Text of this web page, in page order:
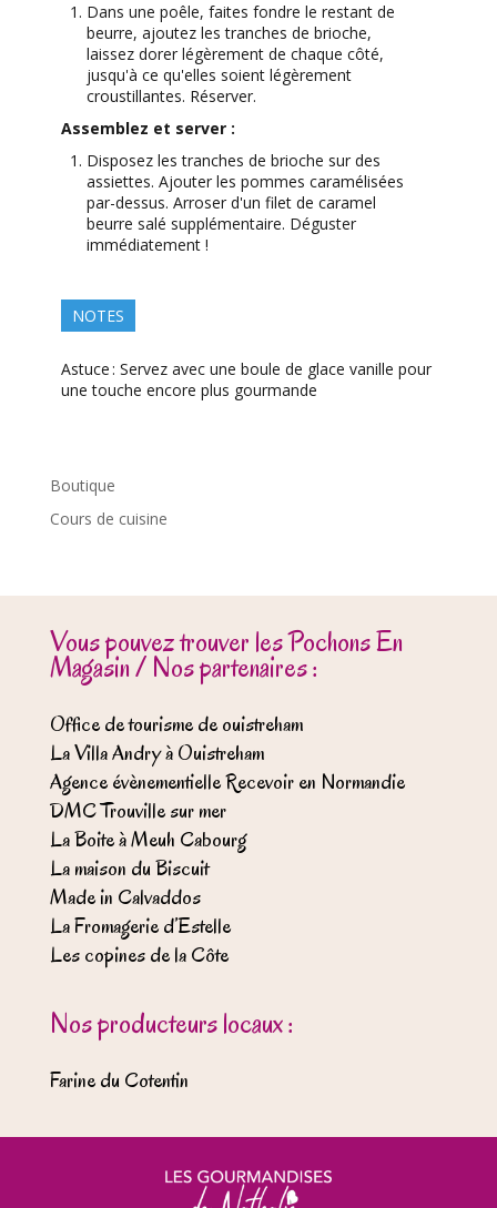
Dans une poêle, faites fondre le restant de
beurre, ajoutez les tranches de brioche,
laissez dorer légèrement de chaque côté,
jusqu'à ce qu'elles soient légèrement
croustillantes. Réserver.
Assemblez et server :
Disposez les tranches de brioche sur des
assiettes. Ajouter les pommes caramélisées
par-dessus. Arroser d'un filet de caramel
beurre salé supplémentaire. Déguster
immédiatement !
NOTES
Astuce : Servez avec une boule de glace vanille pour
une touche encore plus gourmande
Boutique
Cours de cuisine
Vous pouvez trouver les Pochons En
Magasin / Nos partenaires :
Office de tourisme de ouistreham
La Villa Andry à Ouistreham
Agence évènementielle Recevoir en Normandie
DMC Trouville sur mer
La Boite à Meuh Cabourg
La maison du Biscuit
Made in Calvaddos
La Fromagerie d’Estelle
Les copines de la Côte
Nos producteurs locaux :
Farine du Cotentin